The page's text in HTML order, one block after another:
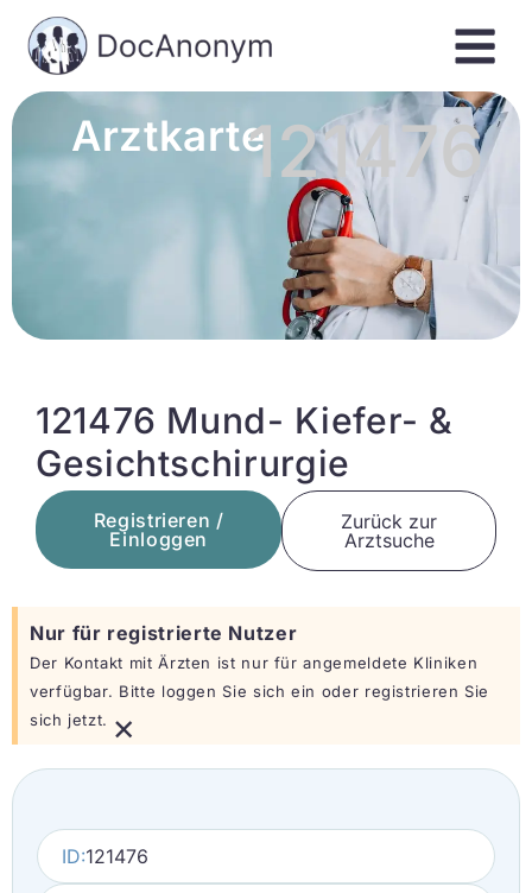
Arztkarte121476
121476 Mund- Kiefer- &
Gesichtschirurgie
Registrieren /
Einloggen
Zurück zur
Arztsuche
Nur für registrierte Nutzer
Der Kontakt mit Ärzten ist nur für angemeldete Kliniken
verfügbar. Bitte loggen Sie sich ein oder registrieren Sie
sich jetzt. ×
ID:121476